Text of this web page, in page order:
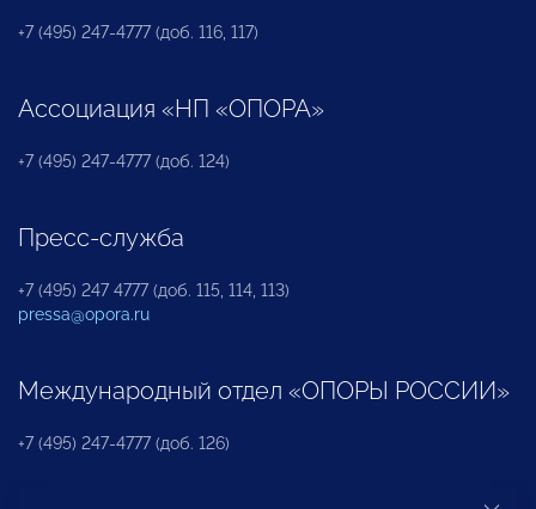
+7 (495) 247-4777 (доб. 116, 117)
Ассоциация «НП «ОПОРА»
+7 (495) 247-4777 (доб. 124)
Пресс-служба
+7 (495) 247 4777 (доб. 115, 114, 113)
pressa@opora.ru
Международный отдел «ОПОРЫ РОССИИ»
+7 (495) 247-4777 (доб. 126)